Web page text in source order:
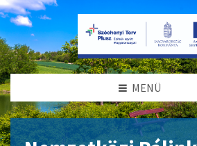
MENÜ